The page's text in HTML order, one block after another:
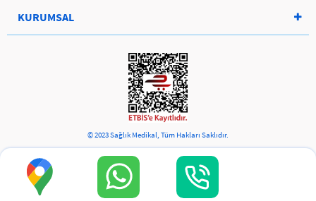
KURUMSAL
© 2023 Sağlık Medikal, Tüm Hakları Saklıdır.